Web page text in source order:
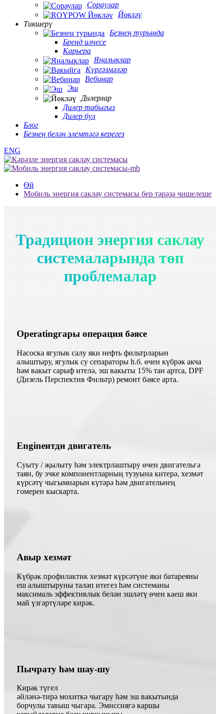
Сораулар
Йөкләү
Тикшерү
Безнең турында
Бренд илчесе
Карьера
Яңалыклар
Күргәзмәләр
Вебинар
Эш
Дилерлар
Дилер табыгыз
Дилер бул
Блог
Безнең белән элемтәгә керегез
ENG
Өй
Мобиль энергия саклау системасы бер тәрәзә чишелеше
Традицион энергия саклау
системаларында төп
проблемалар
Operatingгары операция бәясе
Насоска ягулык салу яки нефть фильтрларын
алыштыру, ягулык су сепараторы һ.б. өчен күбрәк акча
һәм вакыт сарыф ителә, эш вакыты 15% тан артса, DPF
(Дизель Перспектив Фильтр) ремонт бәясе арта.
Engineитди двигатель
Суыту / җылыту һәм электрлаштыру өчен двигательгә
таян, бу эчке компонентларның тузуына китерә, хезмәт
күрсәтү чыгымнарын күтәрә һәм двигательнең
гомерен кыскарта.
Авыр хезмәт
Күбрәк профилактик хезмәт күрсәтүне яки батареяны
еш алыштыруны таләп итегез һәм системаны
максималь эффективлык белән эшләтү өчен каеш яки
май үзгәртүләре кирәк.
Пычрату һәм шау-шу
Кирәк түгел
әйләнә-тирә мохиткә чыгару һәм эш вакытында
борчулы тавыш чыгара. Эмиссиягә каршы